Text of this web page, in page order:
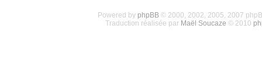
Powered by phpBB© 2000, 2002, 2005, 2007
Traduction réalisée par Maël Soucaze © 2010